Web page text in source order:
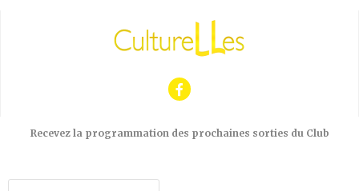
Recevez la programmation des prochaines sorties du Club